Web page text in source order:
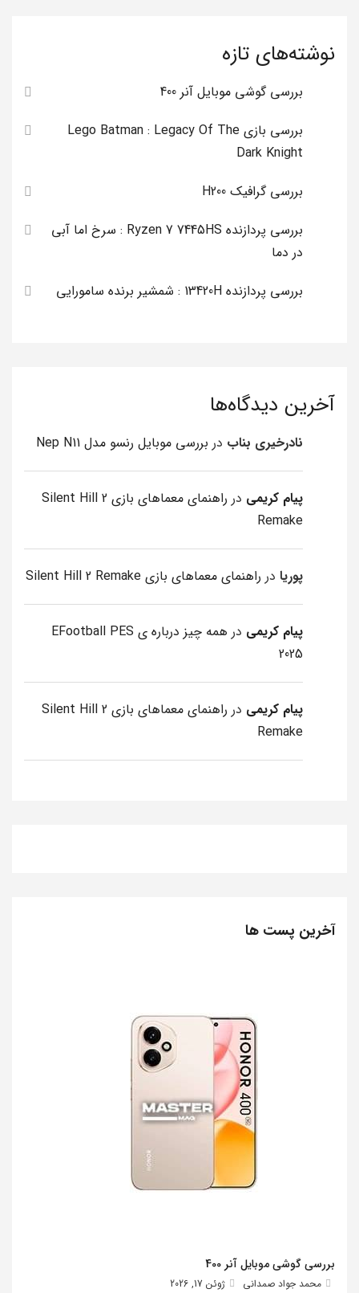
نوشته‌های تازه
بررسی گوشی موبایل آنر 400
بررسی بازی Lego Batman : Legacy Of The
Dark Knight
بررسی گرافیک H200
بررسی پردازنده Ryzen 7 7445HS : سرخ اما آبی
در دما
بررسی پردازنده 13420H : شمشیر برنده سامورایی
آخرین دیدگاه‌ها
نادرخیری بناب در بررسی موبایل رنسو مدل Nep N11
پیام کریمی در
راهنمای معماهای بازی Silent Hill 2
Remake
پوریا در راهنمای معماهای بازی Silent Hill 2 Remake
پیام کریمی در
همه چیز درباره ی EFootball PES
2025
پیام کریمی در
راهنمای معماهای بازی Silent Hill 2
Remake
آخرین پست ها
بررسی گوشی موبایل آنر 400
محمد جواد صمدانی ژوئن 17, 2026